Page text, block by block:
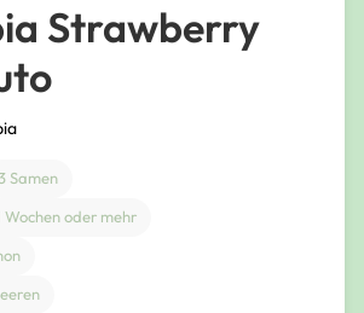
Strawberry
3 Samen
Wochen oder mehr